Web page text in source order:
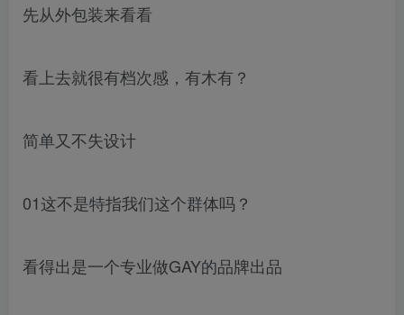
先从外包装来看看
看上去就很有档次感，有木有？
简单又不失设计
01这不是特指我们这个群体吗？
看得出是一个专业做GAY的品牌出品